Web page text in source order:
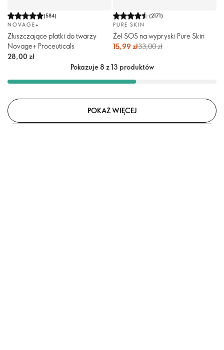
(584)
NOVAGE+
Złuszczające płatki do twarzy
Novage+ Proceuticals
28,00 zł
(2171)
PURE SKIN
Żel SOS na wypryski Pure Skin
15,99 zł33,00 zł
Pokazuje 8 z 13 produktów
POKAŻ WIĘCEJ